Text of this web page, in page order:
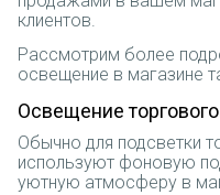
клиентов.
Рассмотрим более
освещение в магазине
Освещение
Обычно для подсветки
используют фоновую
уютную атмосферу в